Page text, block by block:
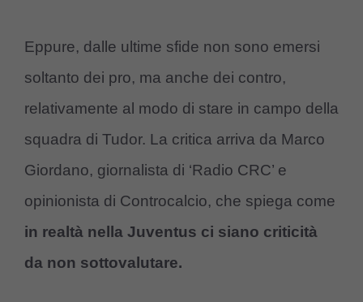
Eppure, dalle ultime sfide non sono emersi
soltanto dei pro, ma anche dei contro,
relativamente al modo di stare in campo della
squadra di Tudor. La critica arriva da Marco
Giordano, giornalista di ‘Radio CRC’ e
opinionista di Controcalcio, che spiega come
in realtà nella Juventus ci siano criticità
da non sottovalutare.